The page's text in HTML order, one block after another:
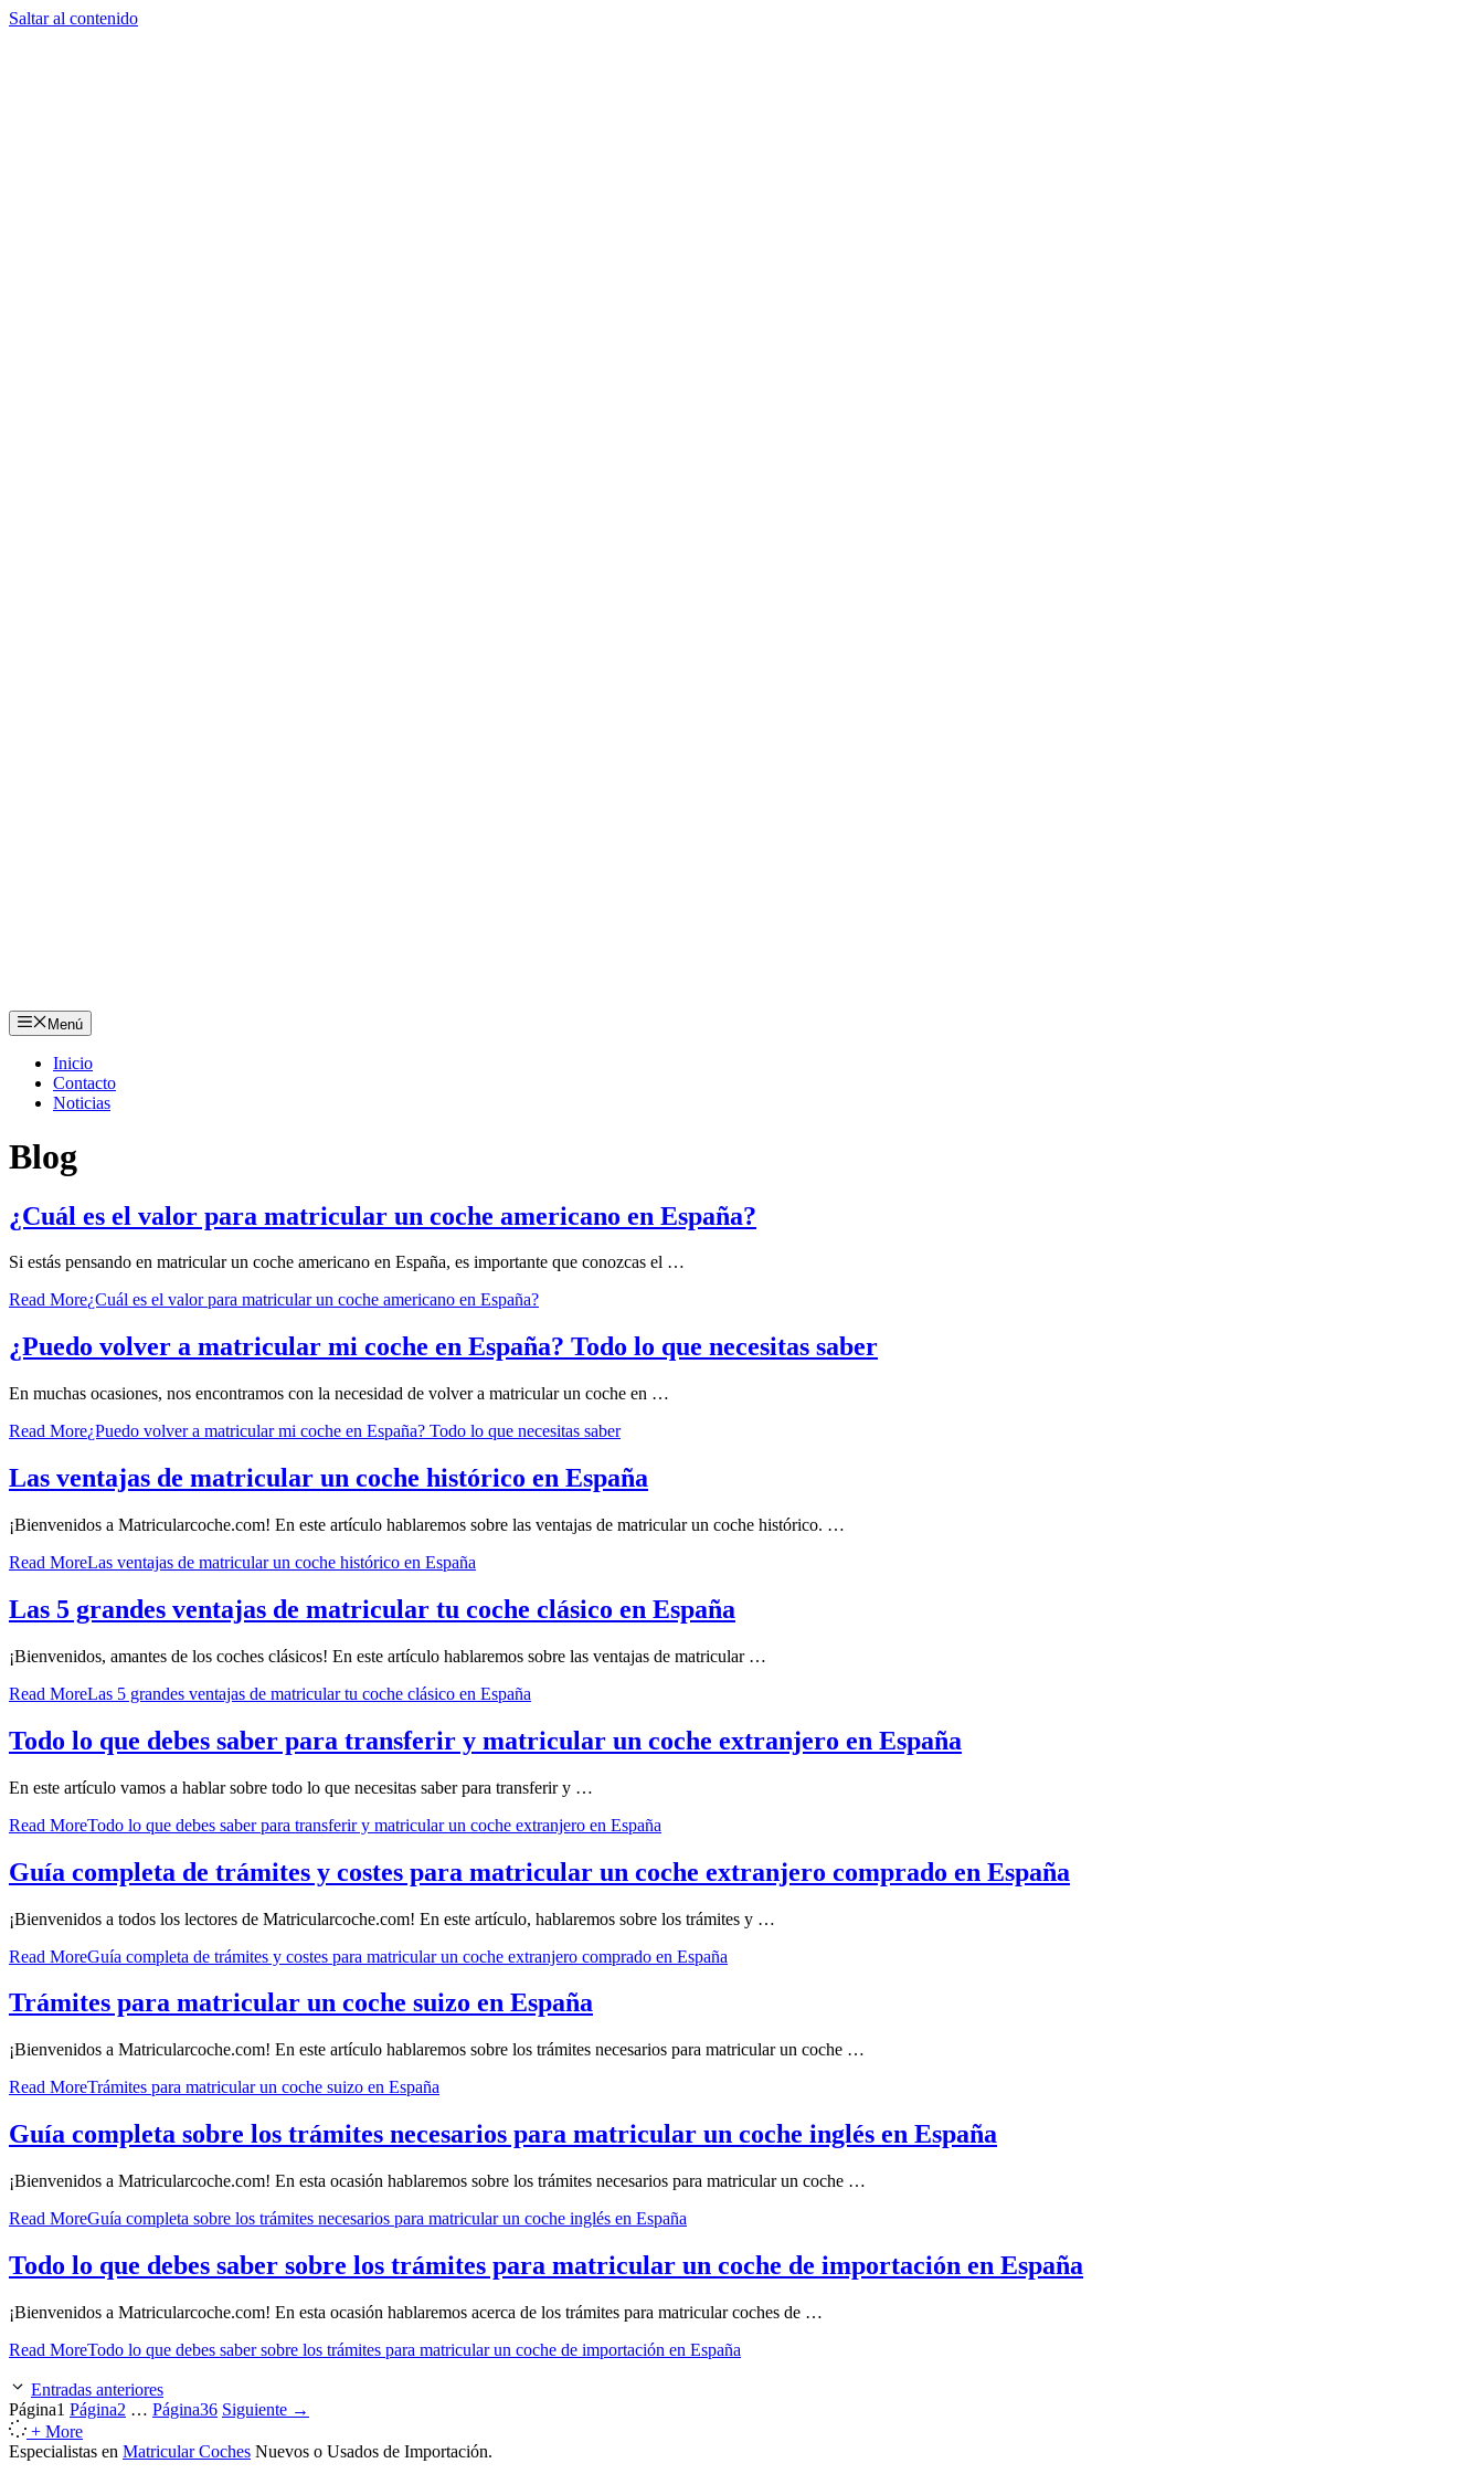
Saltar al contenido
Menú
Inicio
Contacto
Noticias
Blog
¿Cuál es el valor para matricular un coche americano en España?
Si estás pensando en matricular un coche americano en España, es importante que conozcas el …
Read More¿Cuál es el valor para matricular un coche americano en España?
¿Puedo volver a matricular mi coche en España? Todo lo que necesitas saber
En muchas ocasiones, nos encontramos con la necesidad de volver a matricular un coche en …
Read More¿Puedo volver a matricular mi coche en España? Todo lo que necesitas saber
Las ventajas de matricular un coche histórico en España
¡Bienvenidos a Matricularcoche.com! En este artículo hablaremos sobre las ventajas de matricular un coche histórico. …
Read MoreLas ventajas de matricular un coche histórico en España
Las 5 grandes ventajas de matricular tu coche clásico en España
¡Bienvenidos, amantes de los coches clásicos! En este artículo hablaremos sobre las ventajas de matricular …
Read MoreLas 5 grandes ventajas de matricular tu coche clásico en España
Todo lo que debes saber para transferir y matricular un coche extranjero en España
En este artículo vamos a hablar sobre todo lo que necesitas saber para transferir y …
Read MoreTodo lo que debes saber para transferir y matricular un coche extranjero en España
Guía completa de trámites y costes para matricular un coche extranjero comprado en España
¡Bienvenidos a todos los lectores de Matricularcoche.com! En este artículo, hablaremos sobre los trámites y …
Read MoreGuía completa de trámites y costes para matricular un coche extranjero comprado en España
Trámites para matricular un coche suizo en España
¡Bienvenidos a Matricularcoche.com! En este artículo hablaremos sobre los trámites necesarios para matricular un coche …
Read MoreTrámites para matricular un coche suizo en España
Guía completa sobre los trámites necesarios para matricular un coche inglés en España
¡Bienvenidos a Matricularcoche.com! En esta ocasión hablaremos sobre los trámites necesarios para matricular un coche …
Read MoreGuía completa sobre los trámites necesarios para matricular un coche inglés en España
Todo lo que debes saber sobre los trámites para matricular un coche de importación en España
¡Bienvenidos a Matricularcoche.com! En esta ocasión hablaremos acerca de los trámites para matricular coches de …
Read MoreTodo lo que debes saber sobre los trámites para matricular un coche de importación en España
Entradas anteriores
Página1 Página2 … Página36 Siguiente →
+ More
Especialistas en Matricular Coches Nuevos o Usados de Importación.